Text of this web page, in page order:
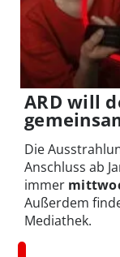
ARD will
Die
Anschluss ab
immer
Außerdem
Mediathek.